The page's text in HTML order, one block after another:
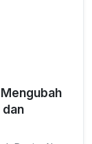
dan